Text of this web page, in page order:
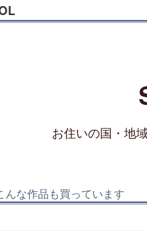
お住いの国・地
んな作品も買っています